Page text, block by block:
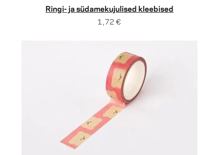
Ringi- ja südamekujulised kleebised
1,72 €